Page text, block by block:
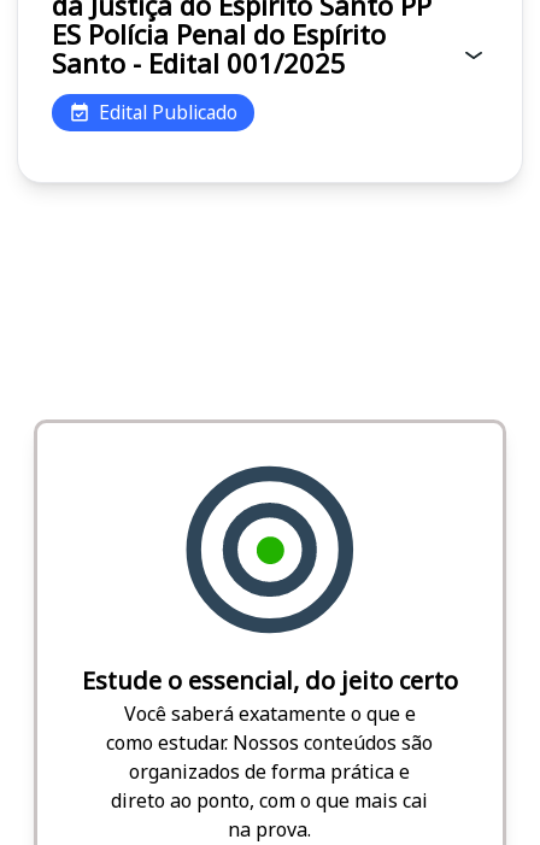
ES Polícia Penal do Espírito
Santo - Edital 001/2025
Edital Publicado
Estude o essencial, do jeito certo
Você saberá exatamente o que e
como estudar. Nossos conteúdos são
organizados de forma prática e
direto ao ponto, com o que mais cai
na prova.